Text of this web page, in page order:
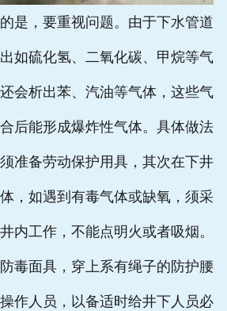
，要重视问题。由于下水管道
如硫化氢、二氧化碳、甲烷等气
会析出苯、汽油等气体，这些气
后能形成爆炸性气体。具体做法
准备劳动保护用具，其次在下井
，如遇到有毒气体或缺氧，须采
内工作，不能点明火或者吸烟。
毒面具，穿上系有绳子的防护腰
作人员，以备适时给井下人员必